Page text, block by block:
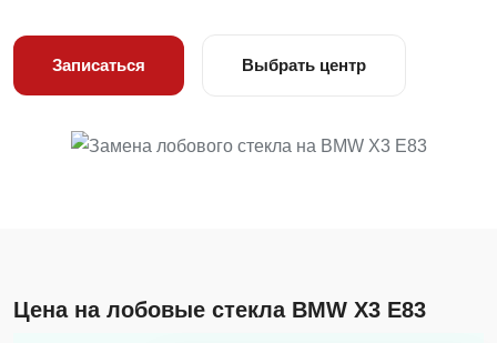
Записаться Выбрать центр
Цена на лобовые стекла BMW X3 E83